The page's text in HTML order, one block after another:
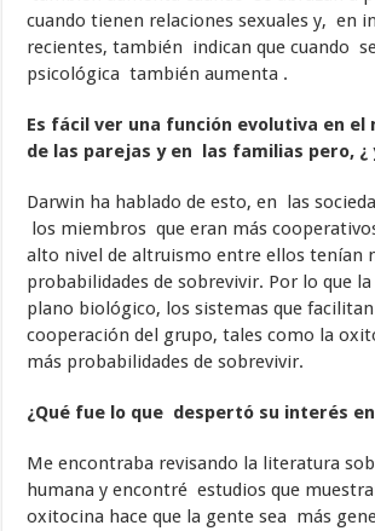
cuando tienen relaciones sexuales y, en
recientes, también indican que cuando
psicológica también aumenta .
Es fácil ver una función evolutiva en
de las parejas y en las familias pero, ¿
Darwin ha hablado de esto, en las
los miembros que eran más
alto nivel de altruismo entre ellos tenían
probabilidades de sobrevivir. Por lo que la
plano biológico, los sistemas que
cooperación del grupo, tales como la
más probabilidades de sobrevivir.
¿Qué fue lo que despertó su interés
Me encontraba revisando la literatura
humana y encontré estudios que
oxitocina hace que la gente sea más